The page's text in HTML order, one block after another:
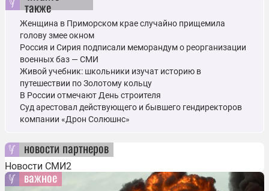
также
Женщина в Приморском крае случайно прищемила
голову змее окном
Россия и Сирия подписали меморандум о реорганизации
военных баз — СМИ
Живой учебник: школьники изучат историю в
путешествии по Золотому кольцу
В России отмечают День строителя
Суд арестовал действующего и бывшего гендиректоров
компании «Дрон Солюшнс»
новости партнеров
Новости СМИ2
важное